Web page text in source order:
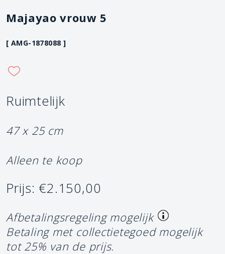
Majayao vrouw 5
[ AMG-1878088 ]
Ruimtelijk
47 x 25 cm
Alleen te koop
Prijs: €2.150,00
Afbetalingsregeling mogelijk
Betaling met collectietegoed mogelijk
tot 25% van de prijs.